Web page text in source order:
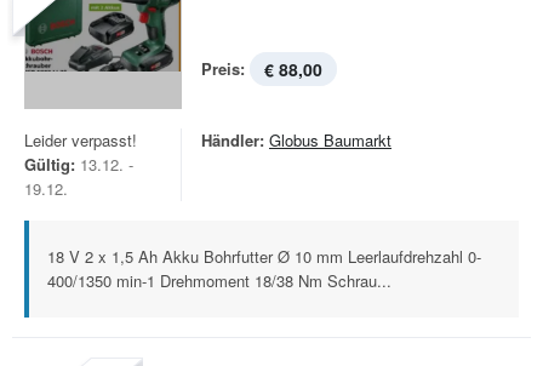
Preis: € 88,00
Leider verpasst!
Gültig: 13.12. -
19.12.
Händler: Globus Baumarkt
18 V 2 x 1,5 Ah Akku Bohrfutter Ø 10 mm Leerlaufdrehzahl 0-
400/1350 min-1 Drehmoment 18/38 Nm Schrau...